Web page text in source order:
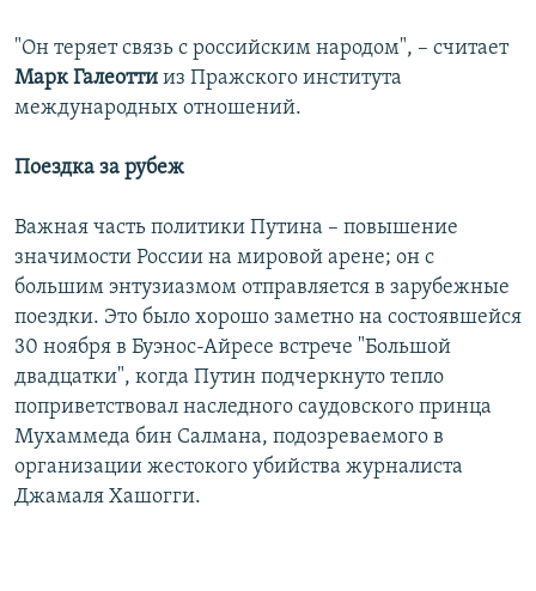
"Он теряет связь с российским народом", – считает
Марк Галеотти из Пражского института
международных отношений.
Поездка за рубеж
Важная часть политики Путина – повышение
значимости России на мировой арене; он с
большим энтузиазмом отправляется в зарубежные
поездки. Это было хорошо заметно на состоявшейся
30 ноября в Буэнос-Айресе встрече "Большой
двадцатки", когда Путин подчеркнуто тепло
поприветствовал наследного саудовского принца
Мухаммеда бин Салмана, подозреваемого в
организации жестокого убийства журналиста
Джамаля Хашогги.